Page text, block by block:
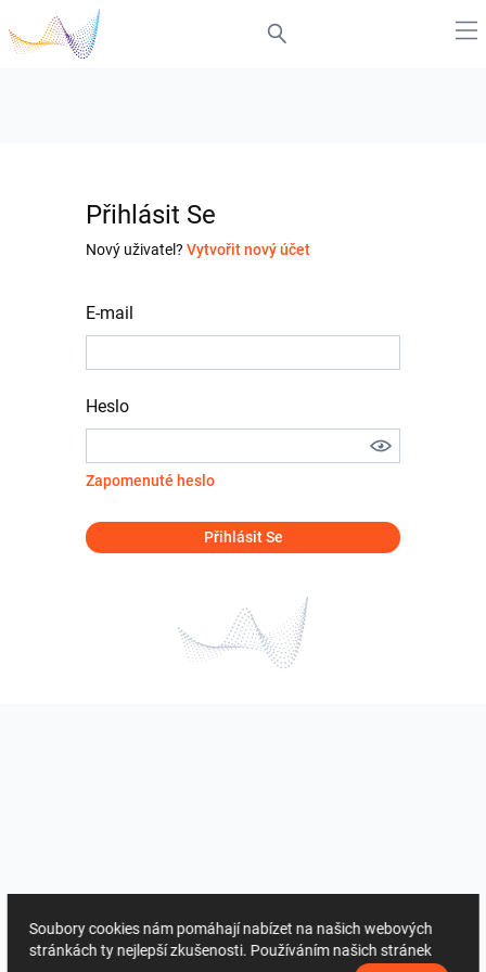
Přihlásit Se
Nový uživatel? Vytvořit nový účet
E-mail
Heslo
Zapomenuté heslo
Přihlásit Se
Soubory cookies nám pomáhají nabízet na našich webových
stránkách ty nejlepší zkušenosti. Používáním našich stránek